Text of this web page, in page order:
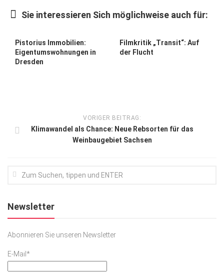
Ausflug & Reise
Top Branchen
SACHSEN IN PARIS
Sie interessieren Sich möglichweise auch für:
Pistorius Immobilien:
Eigentumswohnungen in
Dresden
Filmkritik „Transit“: Auf
der Flucht
VORIGER BEITRAG:
Klimawandel als Chance: Neue Rebsorten für das
Weinbaugebiet Sachsen
Newsletter
Abonnieren Sie unseren Newsletter
E-Mail*